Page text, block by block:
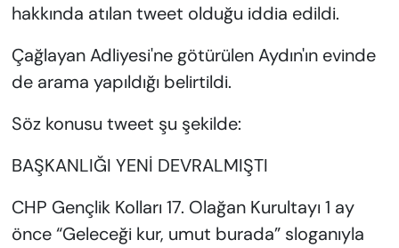
hakkında atılan tweet olduğu iddia edildi.
Çağlayan Adliyesi'ne götürülen Aydın'ın evinde
de arama yapıldığı belirtildi.
Söz konusu tweet şu şekilde:
BAŞKANLIĞI YENİ DEVRALMIŞTI
CHP Gençlik Kolları 17. Olağan Kurultayı 1 ay
önce “Geleceği kur, umut burada” sloganıyla